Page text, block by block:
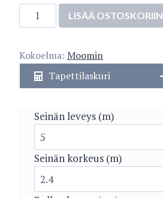
5164-
2
LISÄÄ OSTOSKORIIN
Kokoelma: Moomin
Tapettilaskuri
Seinän leveys (m)
Seinän korkeus (m)